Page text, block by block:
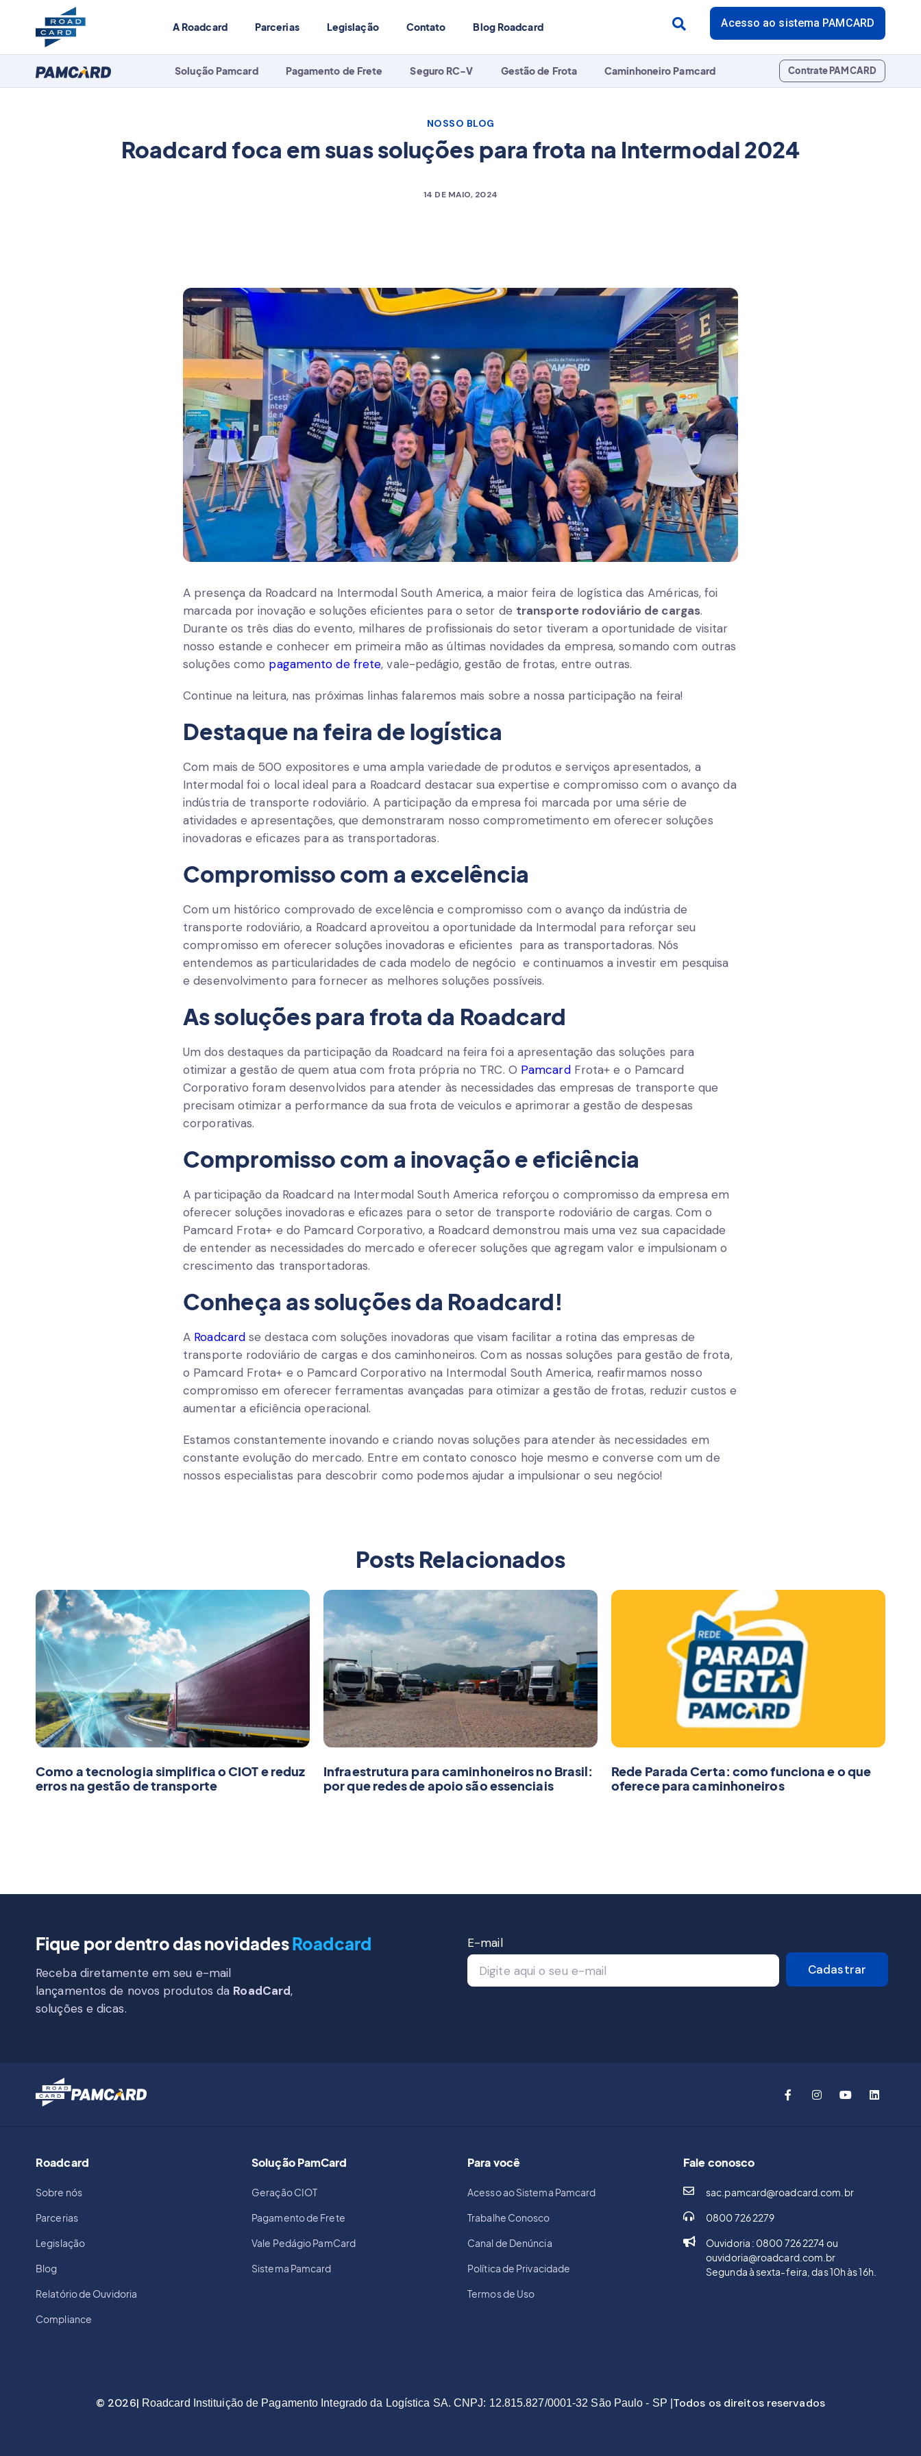
A Roadcard Parcerias Legislação Contato Blog Roadcard Acesso ao sistema PAMCARD
Solução Pamcard Pagamento de Frete Seguro RC-V Gestão de Frota Caminhoneiro Pamcard Contrate PAMCARD
NOSSO BLOG
Roadcard foca em suas soluções para frota na Intermodal 2024
14 DE MAIO, 2024
A presença da Roadcard na Intermodal South America, a maior feira de logística das Américas, foi
marcada por inovação e soluções eficientes para o setor de transporte rodoviário de cargas.
Durante os três dias do evento, milhares de profissionais do setor tiveram a oportunidade de visitar
nosso estande e conhecer em primeira mão as últimas novidades da empresa, somando com outras
soluções como pagamento de frete, vale-pedágio, gestão de frotas, entre outras.
Continue na leitura, nas próximas linhas falaremos mais sobre a nossa participação na feira!
Destaque na feira de logística
Com mais de 500 expositores e uma ampla variedade de produtos e serviços apresentados, a
Intermodal foi o local ideal para a Roadcard destacar sua expertise e compromisso com o avanço da
indústria de transporte rodoviário. A participação da empresa foi marcada por uma série de
atividades e apresentações, que demonstraram nosso comprometimento em oferecer soluções
inovadoras e eficazes para as transportadoras.
Compromisso com a excelência
Com um histórico comprovado de excelência e compromisso com o avanço da indústria de
transporte rodoviário, a Roadcard aproveitou a oportunidade da Intermodal para reforçar seu
compromisso em oferecer soluções inovadoras e eficientes para as transportadoras. Nós
entendemos as particularidades de cada modelo de negócio e continuamos a investir em pesquisa
e desenvolvimento para fornecer as melhores soluções possíveis.
As soluções para frota da Roadcard
Um dos destaques da participação da Roadcard na feira foi a apresentação das soluções para
otimizar a gestão de quem atua com frota própria no TRC. O PamcardFrota+ e o Pamcard
Corporativo foram desenvolvidos para atender às necessidades das empresas de transporte que
precisam otimizar a performance da sua frota de veiculos e aprimorar a gestão de despesas
corporativas.
Compromisso com a inovação e eficiência
A participação da Roadcard na Intermodal South America reforçou o compromisso da empresa em
oferecer soluções inovadoras e eficazes para o setor de transporte rodoviário de cargas. Com o
Pamcard Frota+ e do Pamcard Corporativo, a Roadcard demonstrou mais uma vez sua capacidade
de entender as necessidades do mercado e oferecer soluções que agregam valor e impulsionam o
crescimento das transportadoras.
Conheça as soluções da Roadcard!
A Roadcard se destaca com soluções inovadoras que visam facilitar a rotina das empresas de
transporte rodoviário de cargas e dos caminhoneiros. Com as nossas soluções para gestão de frota,
o Pamcard Frota+ e o Pamcard Corporativo na Intermodal South America, reafirmamos nosso
compromisso em oferecer ferramentas avançadas para otimizar a gestão de frotas, reduzir custos e
aumentar a eficiência operacional.
Estamos constantemente inovando e criando novas soluções para atender às necessidades em
constante evolução do mercado. Entre em contato conosco hoje mesmo e converse com um de
nossos especialistas para descobrir como podemos ajudar a impulsionar o seu negócio!
Posts Relacionados
Como a tecnologia simplifica o CIOT e reduz
erros na gestão de transporte
Infraestrutura para caminhoneiros no Brasil:
por que redes de apoio são essenciais
Rede Parada Certa: como funciona e o que
oferece para caminhoneiros
Fique por dentro das novidadesRoadcard
Receba diretamente em seu e-mail
lançamentos de novos produtos da RoadCard,
soluções e dicas.
E-mail
Cadastrar
Roadcard
Sobre nós
Parcerias
Legislação
Blog
Relatório de Ouvidoria
Compliance
Solução PamCard
Geração CIOT
Pagamento de Frete
Vale Pedágio PamCard
Sistema Pamcard
Para você
Acesso ao Sistema Pamcard
Trabalhe Conosco
Canal de Denúncia
Política de Privacidade
Termos de Uso
Fale conosco
sac.pamcard@roadcard.com.br
0800 726 2279
Ouvidoria : 0800 726 2274 ou
ouvidoria@roadcard.com.br
Segunda à sexta-feira, das 10h às 16h.
© 2026| Roadcard Instituição de Pagamento Integrado da Logística SA. CNPJ: 12.815.827/0001-32 São Paulo - SP | Todos os direitos reservados